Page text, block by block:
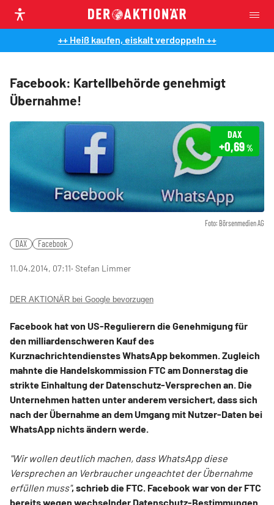
++ Heiß kaufen, eiskalt verdoppeln ++
Facebook: Kartellbehörde genehmigt
Übernahme!
Foto: Börsenmedien AG
DAX
+0,69%
DAX Facebook
11.04.2014, 07:11‧ Stefan Limmer
DER AKTIONÄR bei Google bevorzugen
Facebook hat von US-Regulierern die Genehmigung für
den milliardenschweren Kauf des
Kurznachrichtendienstes WhatsApp bekommen. Zugleich
mahnte die Handelskommission FTC am Donnerstag die
strikte Einhaltung der Datenschutz-Versprechen an. Die
Unternehmen hatten unter anderem versichert, dass sich
nach der Übernahme an dem Umgang mit Nutzer-Daten bei
WhatsApp nichts ändern werde.
"Wir wollen deutlich machen, dass WhatsApp diese
Versprechen an Verbraucher ungeachtet der Übernahme
erfüllen muss", schrieb die FTC. Facebook war von der FTC
bereits wegen wechselnder Datenschutz-Bestimmungen